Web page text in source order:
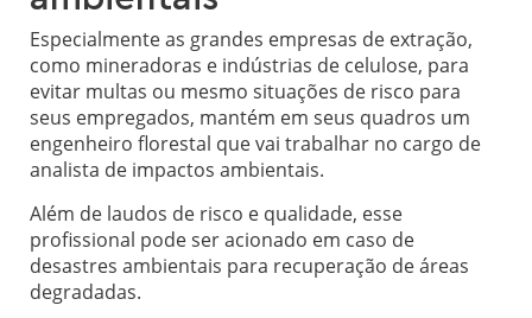
Especialmente as grandes empresas de extração,
como mineradoras e indústrias de celulose, para
evitar multas ou mesmo situações de risco para
seus empregados, mantém em seus quadros um
engenheiro florestal que vai trabalhar no cargo de
analista de impactos ambientais.
Além de laudos de risco e qualidade, esse
profissional pode ser acionado em caso de
desastres ambientais para recuperação de áreas
degradadas.